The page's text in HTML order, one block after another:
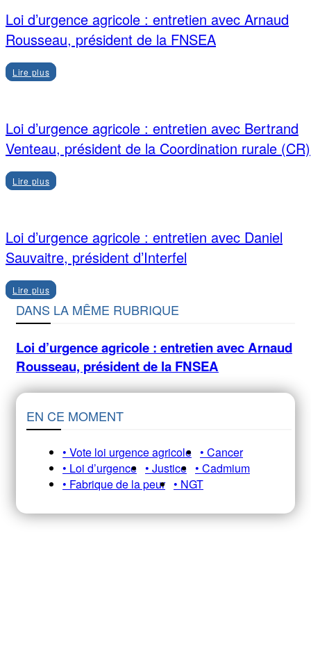
Loi d’urgence agricole : entretien avec Arnaud
Rousseau, président de la FNSEA
Lire plus
Loi d’urgence agricole : entretien avec Bertrand
Venteau, président de la Coordination rurale (CR)
Lire plus
Loi d’urgence agricole : entretien avec Daniel
Sauvaitre, président d’Interfel
Lire plus
DANS LA MÊME RUBRIQUE
Loi d’urgence agricole : entretien avec Arnaud
Rousseau, président de la FNSEA
EN CE MOMENT
• Vote loi urgence agricole • Cancer
• Loi d’urgence • Justice • Cadmium
• Fabrique de la peur • NGT